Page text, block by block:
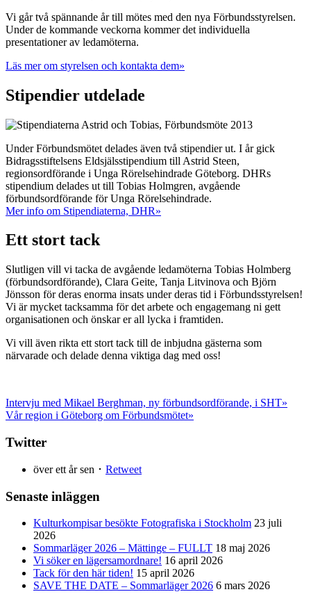
Vi går två spännande år till mötes med den nya Förbundsstyrelsen.
Under de kommande veckorna kommer det individuella
presentationer av ledamöterna.
Läs mer om styrelsen och kontakta dem»
Stipendier utdelade
Under Förbundsmötet delades även två stipendier ut. I år gick
Bidragsstiftelsens Eldsjälsstipendium till Astrid Steen,
regionsordförande i Unga Rörelsehindrade Göteborg. DHRs
stipendium delades ut till Tobias Holmgren, avgående
förbundsordförande för Unga Rörelsehindrade.
Mer info om Stipendiaterna, DHR»
Ett stort tack
Slutligen vill vi tacka de avgående ledamöterna Tobias Holmberg
(förbundsordförande), Clara Geite, Tanja Litvinova och Björn
Jönsson för deras enorma insats under deras tid i Förbundsstyrelsen!
Vi är mycket tacksamma för det arbete och engagemang ni gett
organisationen och önskar er all lycka i framtiden.
Vi vill även rikta ett stort tack till de inbjudna gästerna som
närvarade och delade denna viktiga dag med oss!
Intervju med Mikael Berghman, ny förbundsordförande, i SHT»
Vår region i Göteborg om Förbundsmötet»
Twitter
över ett år sen ･ Retweet
Senaste inläggen
Kulturkompisar besökte Fotografiska i Stockholm 23 juli
2026
Sommarläger 2026 – Mättinge – FULLT 18 maj 2026
Vi söker en lägersamordnare! 16 april 2026
Tack för den här tiden! 15 april 2026
SAVE THE DATE – Sommarläger 2026 6 mars 2026